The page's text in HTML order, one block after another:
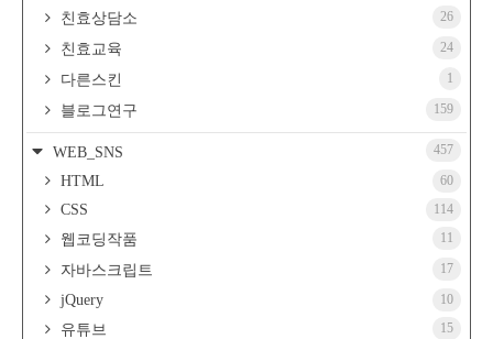
친효상담소 26
친효교육 24
다른스킨 1
블로그연구 159
WEB_SNS 457
HTML 60
CSS 114
웹코딩작품 11
자바스크립트 17
jQuery 10
유튜브 15